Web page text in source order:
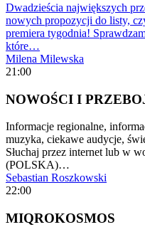
Dwadzieścia największych
nowych propozycji do listy,
premiera tygodnia!
które…
Milena Milewska
21:00
NOWOŚCI I
Informacje regionalne,
muzyka, ciekawe audycje,
Słuchaj przez internet lub w
(POLSKA)…
Sebastian Roszkowski
22:00
MIQROKOSMOS